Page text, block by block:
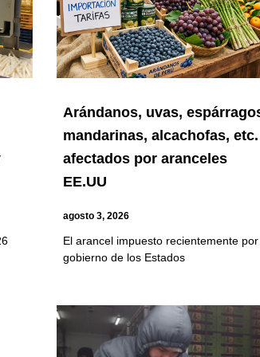
Arándanos, uvas,
mandarinas, alcachofas, etc.
afectados por aranceles
EE.UU
agosto 3, 2026
El arancel impuesto recientemente
gobierno de los Estados